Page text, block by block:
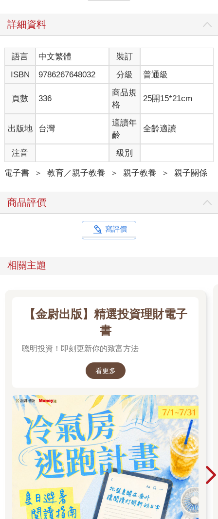
好的領導者，往往善於安排自己的時間。一個努力、穩定、具有
兒子發生衝突時，像是不守規則、不肯好好寫作業，這會讓家長
有壓力，反倒一時反應不過來。
遇到這種棘手的情況，最好能慢下來，或者是用慢動作做出回
應，這樣可以幫助你與孩子更順利進入狀態。於此同時，有耐
心、有毅力，也是領導力重要的面向，具有強大特質的領導者都
明白，孩子總有一天會學會，何不給孩子多一點耐心？
在某次研討會上，有位父親告訴我：「過了這麼多年，我還是必
須對兒子說：『把洗碗機裡面的餐具拿出來。』一開始，他總會
大發牢騷，直到某一天，他突然說：『好的，我去做。』然後也
真的去做了！我不敢相信，現在他會自動自發，直接清空洗碗機
的碗盤。我耐心的等待終於有了回報。」
當一個男孩感到被尊重，他和父母就能相處得更好。
什麼叫尊重你的兒子？這意味著要認真對待他、了解他、同理他
的需要，關注並接納他的獨特性。尊重你家裡的男孩，將幫助他
們看見、欣賞自己的美好、知道自己其實是什麼樣的人，又有哪
到。
重複規則或幽默，怒氣消一半
人與人一起生活，需要規範和協定。成年人知道哪些規定是約定
俗成，哪些是不論到哪都適用的規範，因此，父母有責任幫助男
首先，要反覆強化這些規則，直到它在男孩的記憶裡生根萌芽，
矩，包括怎麼討論與制定，以及面對孩子遵守或違反規定時的回
應；這個時候，正是發揮領導力的關鍵時刻。無須大驚小怪，也
不用想得太嚴重，多數情況下，規則被破壞並不難解決。
男孩會注意到自己哪裡做錯，所以大可不必一開始就大動干戈或
懲罰。規則是達成管理目標的手段，而不是目的本身。
要談帶領，就要有規矩，為了達成良性結果，有時需要動點腦
筋。男孩會在重複學習中習得規範，舉例來說：「晚餐後請幫忙
收拾桌子，收拾完就可以去操場玩。」
一般來說，重複幾項固定的規則或用幽默的方式傳達訊息，再適
度表態自己的不悅都是有效做法。此外，當父母干預男孩迷戀某
些事物時，也能幫助他們建立規範，比如：「你今天怎麼沒有在
規定時間內關掉電視？既然這樣，你明天就不能看電視。」
詳細資料
語言 中文繁體
裝訂
ISBN
9786267648032 分級 普通級
頁數 336
商品規
格
25開15*21cm
出版地 台灣
適讀年
齡
全齡適讀
注音 級別
電子書 ＞ 教育／親子教養 ＞ 親子教養 ＞ 親子關係
商品評價
寫評價
相關主題
【金尉出版】精選投資理財電子
書
聰明投資！即刻更新你的致富方法
看更多